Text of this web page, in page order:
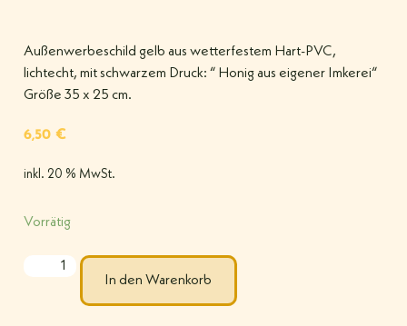
Außenwerbeschild gelb aus wetterfestem Hart-PVC,
lichtecht, mit schwarzem Druck: “ Honig aus eigener Imkerei“
Größe 35 x 25 cm.
6,50 €
inkl. 20 % MwSt.
Vorrätig
In den Warenkorb